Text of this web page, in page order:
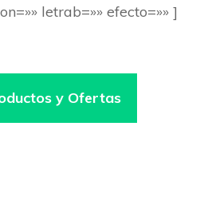
letrab=»» efecto=»» ]
y Ofertas